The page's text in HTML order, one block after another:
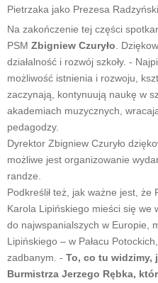
Pietrzaka jako Prezesa
Na zakończenie tej części
PSM Zbigniew Czuryło .
działalność i rozwój szkoły. -
możliwość istnienia i rozwoju,
zaczynają, kontynuują naukę w
akademiach muzycznych,
pedagodzy.
Dyrektor Zbigniew Czuryło
możliwe jest organizowanie
randze.
Podkreślił też, jak ważne jest, że
Karola Lipińskiego mieści się we
do najwspanialszych w Europie,
Lipińskiego – w Pałacu
zadbanym. - To, co tu widzimy,
Burmistrza Jerzego Rębka,